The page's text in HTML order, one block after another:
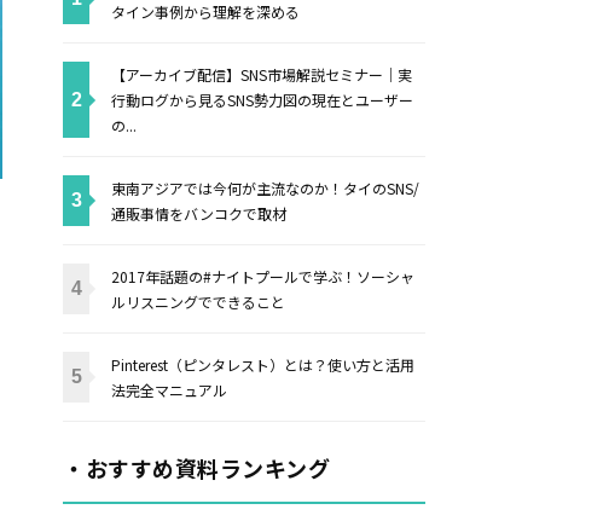
タイン事例から理解を深める
【アーカイブ配信】SNS市場解説セミナー｜実
行動ログから見るSNS勢力図の現在とユーザー
の...
東南アジアでは今何が主流なのか！タイのSNS/
通販事情をバンコクで取材
2017年話題の#ナイトプールで学ぶ！ソーシャ
ルリスニングでできること
Pinterest（ピンタレスト）とは？使い方と活用
法完全マニュアル
・おすすめ資料ランキング